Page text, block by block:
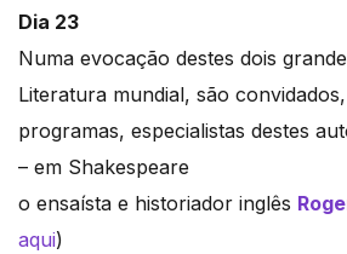
Dia 23
Numa evocação destes dois
Literatura mundial, são
programas, especialistas destes
– em Shakespeare
o ensaísta e historiador inglês
aqui)